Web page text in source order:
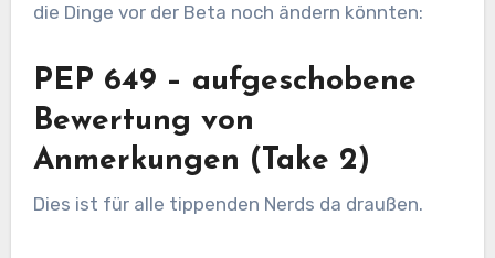
die Dinge vor der Beta noch ändern könnten:
PEP 649 – aufgeschobene
Bewertung von
Anmerkungen (Take 2)
Dies ist für alle tippenden Nerds da draußen.